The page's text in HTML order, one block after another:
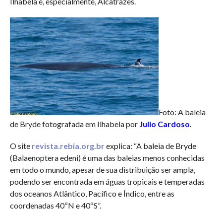
Foto: A baleia
de Bryde fotografada em Ilhabela por Julio Cardoso.
O site revista.rebia.org.brexplica: “A baleia de Bryde
(Balaenoptera edeni) é uma das baleias menos conhecidas
em todo o mundo, apesar de sua distribuição ser ampla,
podendo ser encontrada em águas tropicais e temperadas
dos oceanos Atlântico, Pacífico e Índico, entre as
coordenadas 40ºN e 40ºS”.